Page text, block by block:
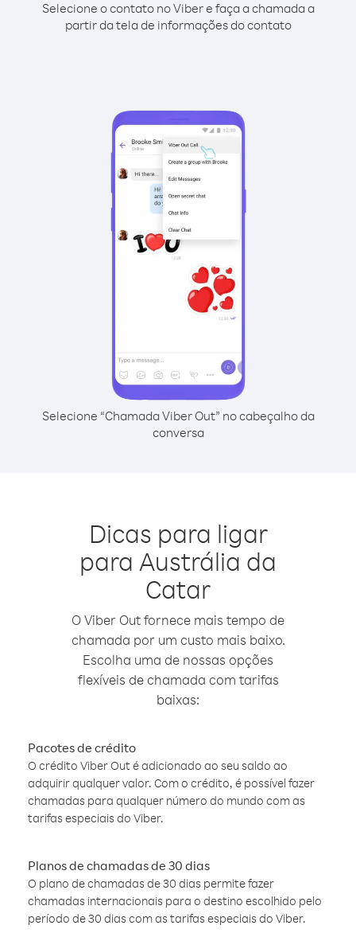
Selecione o contato no Viber e faça a chamada a
partir da tela de informações do contato
Selecione “Chamada Viber Out” no cabeçalho da
conversa
Dicas para ligar
para Austrália da
Catar
O Viber Out fornece mais tempo de
chamada por um custo mais baixo.
Escolha uma de nossas opções
flexíveis de chamada com tarifas
baixas:
Pacotes de crédito
O crédito Viber Out é adicionado ao seu saldo ao
adquirir qualquer valor. Com o crédito, é possível fazer
chamadas para qualquer número do mundo com as
tarifas especiais do Viber.
Planos de chamadas de 30 dias
O plano de chamadas de 30 dias permite fazer
chamadas internacionais para o destino escolhido pelo
período de 30 dias com as tarifas especiais do Viber.